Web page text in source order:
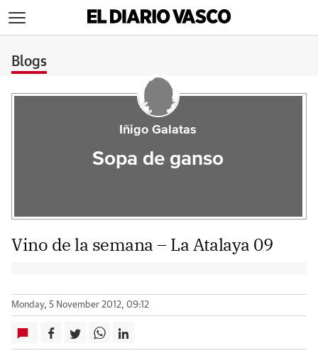
Blogs
Iñigo Galatas
Sopa de ganso
Vino de la semana – La Atalaya 09
Monday, 5 November 2012, 09:12